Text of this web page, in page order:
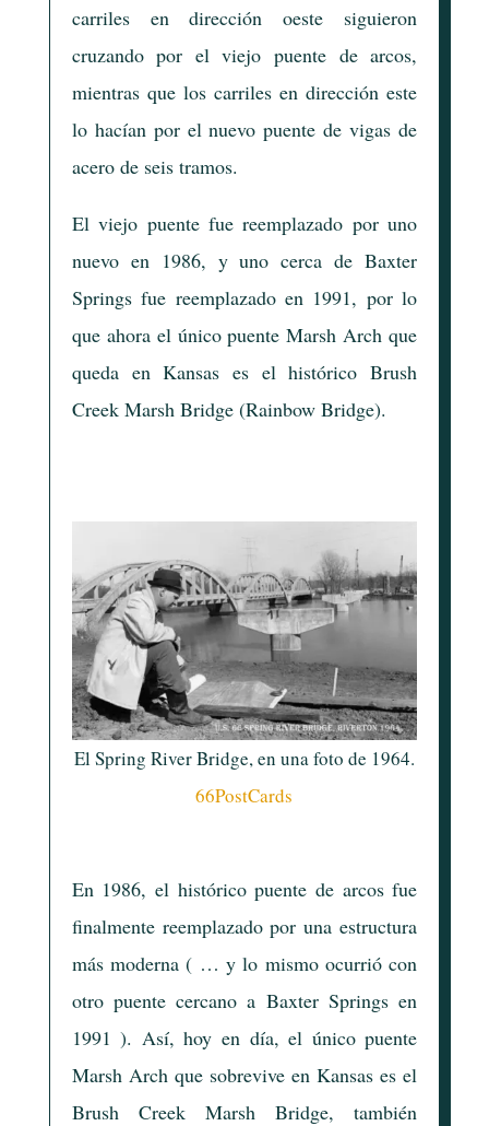
carriles en dirección oeste siguieron
cruzando por el viejo puente de arcos,
mientras que los carriles en dirección este
lo hacían por el nuevo puente de vigas de
acero de seis tramos.
El viejo puente fue reemplazado por uno
nuevo en 1986, y uno cerca de Baxter
Springs fue reemplazado en 1991, por lo
que ahora el único puente Marsh Arch que
queda en Kansas es el histórico Brush
Creek Marsh Bridge (Rainbow Bridge).
El Spring River Bridge, en una foto de 1964.
66PostCards
En 1986, el histórico puente de arcos fue
finalmente reemplazado por una estructura
más moderna ( … y lo mismo ocurrió con
otro puente cercano a Baxter Springs en
1991 ). Así, hoy en día, el único puente
Marsh Arch que sobrevive en Kansas es el
Brush Creek Marsh Bridge, también